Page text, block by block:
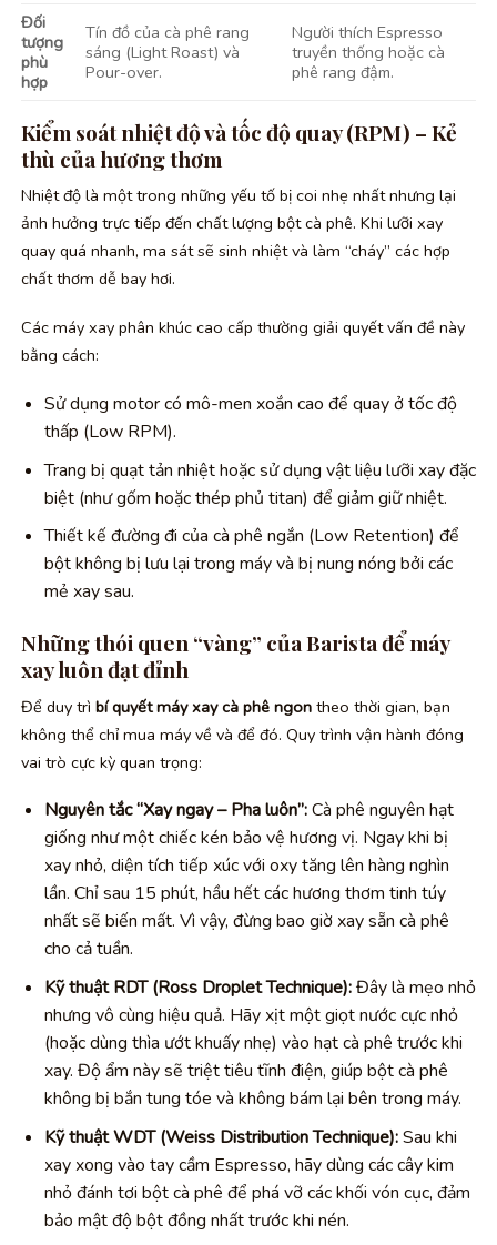
Đối
tượng
phù
hợp
Tín đồ của cà phê rang
sáng (Light Roast) và
Pour-over.
Người thích Espresso
truyền thống hoặc cà
phê rang đậm.
Kiểm soát nhiệt độ và tốc độ quay (RPM) – Kẻ
thù của hương thơm
Nhiệt độ là một trong những yếu tố bị coi nhẹ nhất nhưng lại
ảnh hưởng trực tiếp đến chất lượng bột cà phê. Khi lưỡi xay
quay quá nhanh, ma sát sẽ sinh nhiệt và làm “cháy” các hợp
chất thơm dễ bay hơi.
Các máy xay phân khúc cao cấp thường giải quyết vấn đề này
bằng cách:
Sử dụng motor có mô-men xoắn cao để quay ở tốc độ
thấp (Low RPM).
Trang bị quạt tản nhiệt hoặc sử dụng vật liệu lưỡi xay đặc
biệt (như gốm hoặc thép phủ titan) để giảm giữ nhiệt.
Thiết kế đường đi của cà phê ngắn (Low Retention) để
bột không bị lưu lại trong máy và bị nung nóng bởi các
mẻ xay sau.
Những thói quen “vàng” của Barista để máy
xay luôn đạt đỉnh
Để duy trì bí quyết máy xay cà phê ngon theo thời gian, bạn
không thể chỉ mua máy về và để đó. Quy trình vận hành đóng
vai trò cực kỳ quan trọng:
Nguyên tắc “Xay ngay – Pha luôn”:Cà phê nguyên hạt
giống như một chiếc kén bảo vệ hương vị. Ngay khi bị
xay nhỏ, diện tích tiếp xúc với oxy tăng lên hàng nghìn
lần. Chỉ sau 15 phút, hầu hết các hương thơm tinh túy
nhất sẽ biến mất. Vì vậy, đừng bao giờ xay sẵn cà phê
cho cả tuần.
Kỹ thuật RDT (Ross Droplet Technique):Đây là mẹo nhỏ
nhưng vô cùng hiệu quả. Hãy xịt một giọt nước cực nhỏ
(hoặc dùng thìa ướt khuấy nhẹ) vào hạt cà phê trước khi
xay. Độ ẩm này sẽ triệt tiêu tĩnh điện, giúp bột cà phê
không bị bắn tung tóe và không bám lại bên trong máy.
Kỹ thuật WDT (Weiss Distribution Technique):Sau khi
xay xong vào tay cầm Espresso, hãy dùng các cây kim
nhỏ đánh tơi bột cà phê để phá vỡ các khối vón cục, đảm
bảo mật độ bột đồng nhất trước khi nén.